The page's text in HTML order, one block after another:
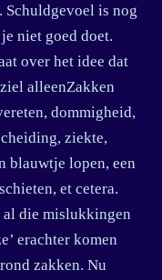
Schuldgevoel is nog
niet goed doet.
over het idee dat
alleenZakken
dommigheid,
ziekte,
blauwtje lopen, een
et cetera.
al die mislukkingen
erachter komen
zakken. Nu